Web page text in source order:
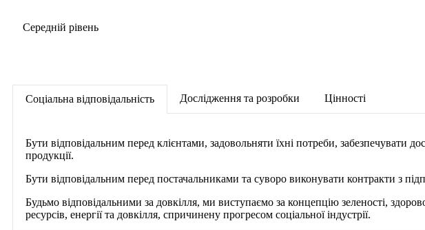
Середній рівень
Соціальна відповідальність Дослідження та розробки Цінності
Бути відповідальним перед клієнтами, задовольняти їхні потреби, забезпечувати
продукції.
Бути відповідальним перед постачальниками та суворо виконувати контракти з
Будьмо відповідальними за довкілля, ми виступаємо за концепцію зеленості,
ресурсів, енергії та довкілля, спричинену прогресом соціальної індустрії.